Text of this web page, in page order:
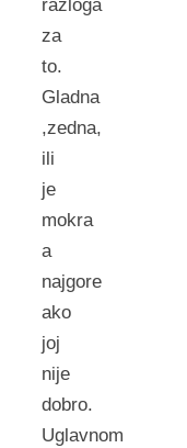
razloga
za
to.
Gladna
,zedna,
ili
je
mokra
a
najgore
ako
joj
nije
dobro.
Uglavnom